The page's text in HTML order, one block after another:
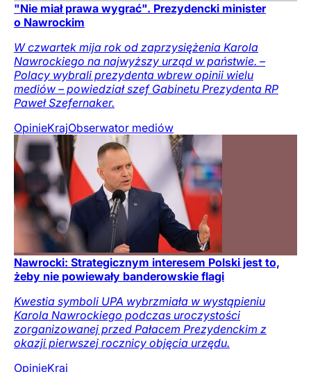
"Nie miał prawa wygrać". Prezydencki minister
o Nawrockim
W czwartek mija rok od zaprzysiężenia Karola
Nawrockiego na najwyższy urząd w państwie. –
Polacy wybrali prezydenta wbrew opinii wielu
mediów – powiedział szef Gabinetu Prezydenta RP
Paweł Szefernaker.
OpinieKrajObserwator mediów
Nawrocki: Strategicznym interesem Polski jest to,
żeby nie powiewały banderowskie flagi
Kwestia symboli UPA wybrzmiała w wystąpieniu
Karola Nawrockiego podczas uroczystości
zorganizowanej przed Pałacem Prezydenckim z
okazji pierwszej rocznicy objęcia urzędu.
OpinieKraj